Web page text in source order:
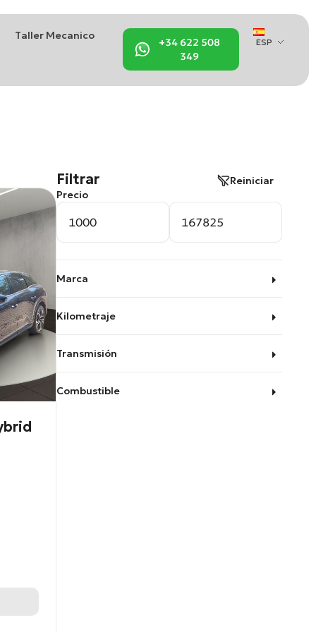
Taller Mecanico
+34 622 508
349
ESP
Filtrar
Precio
Marca
Kilometraje
Transmisión
Combustible
Reiniciar